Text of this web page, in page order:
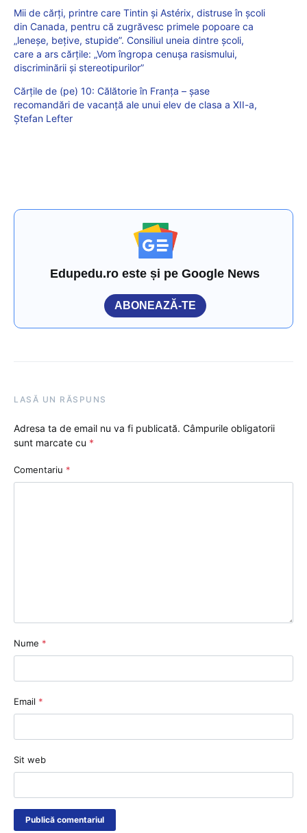
Mii de cărţi, printre care Tintin şi Astérix, distruse în şcoli
din Canada, pentru că zugrăvesc primele popoare ca
„leneşe, beţive, stupide”. Consiliul uneia dintre şcoli,
care a ars cărțile: „Vom îngropa cenuşa rasismului,
discriminării şi stereotipurilor”
Cărțile de (pe) 10: Călătorie în Franța – șase
recomandări de vacanță ale unui elev de clasa a XII-a,
Ștefan Lefter
Edupedu.ro este și pe Google News
ABONEAZĂ-TE
LASĂ UN RĂSPUNS
Adresa ta de email nu va fi publicată. Câmpurile obligatorii
sunt marcate cu *
Comentariu *
Nume *
Email *
Sit web